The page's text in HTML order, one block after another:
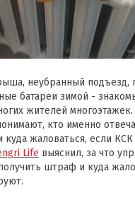
неубранный подъезд,
батареи зимой -
жителей
кто именно
куда жаловаться, если
Life выяснил, за что
штраф и куда